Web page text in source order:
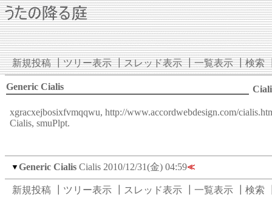
新規投稿┃ツリー表示┃スレッド表示┃一覧表示┃検索
Generic Cialis
xgracxejbosixfvmqqwu, http://www.accordwebdesign.com/
Cialis, smuPlpt.
▼ Generic Cialis Cialis 2010/12/31(金) 04:59≪
新規投稿 ツリー表示 スレッド表示 一覧表示 検索